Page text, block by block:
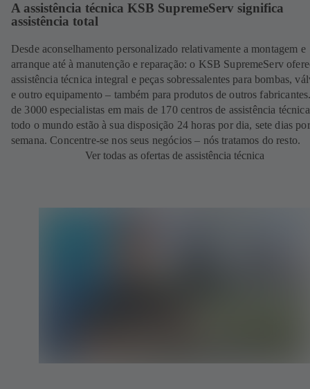
A assistência técnica KSB SupremeServ significa
assistência total
Desde aconselhamento personalizado relativamente a montagem e
arranque até à manutenção e reparação: o KSB SupremeServ
assistência técnica integral e peças sobressalentes para bombas,
e outro equipamento – também para produtos de outros
de 3000 especialistas em mais de 170 centros de assistência
todo o mundo estão à sua disposição 24 horas por dia, sete dias por
semana. Concentre-se nos seus negócios – nós tratamos do resto.
Ver todas as ofertas de assistência técnica